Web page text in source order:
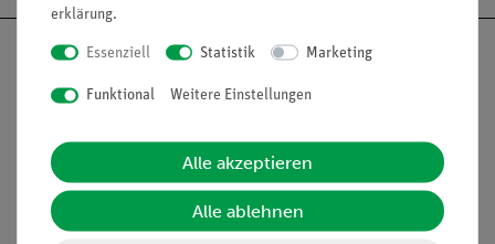
Informationen Service
erklärung.
Essenziell Statistik Marketing
Funktional Weitere Einstellungen
Alle akzeptieren
Alle ablehnen